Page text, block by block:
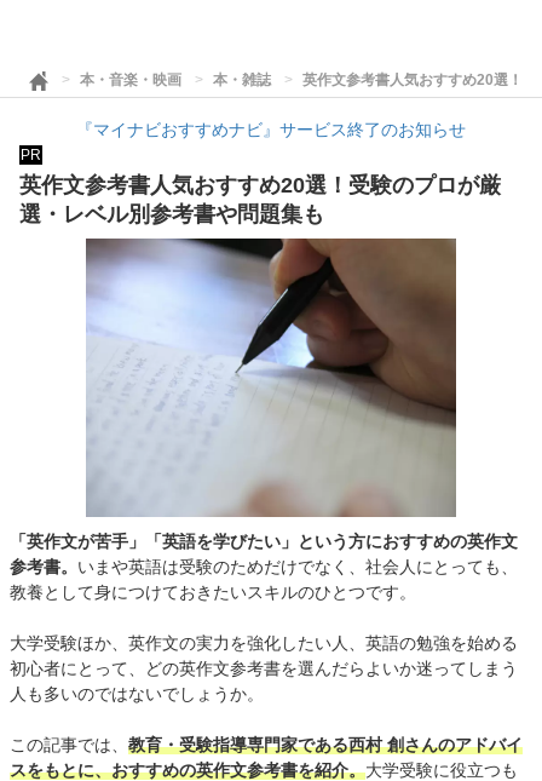
本・音楽・映画 本・雑誌 英作文参考書人気おすすめ20選！
『マイナビおすすめナビ』サービス終了のお知らせ
PR
英作文参考書人気おすすめ20選！受験のプロが厳
選・レベル別参考書や問題集も
「英作文が苦手」「英語を学びたい」という方におすすめの英作文
参考書。 いまや英語は受験のためだけでなく、社会人にとっても、
教養として身につけておきたいスキルのひとつです。
大学受験ほか、英作文の実力を強化したい人、英語の勉強を始める
初心者にとって、どの英作文参考書を選んだらよいか迷ってしまう
人も多いのではないでしょうか。
この記事では、 教育・受験指導専門家である西村 創さんのアドバイ
スをもとに、おすすめの英作文参考書を紹介。大学受験に役立つも